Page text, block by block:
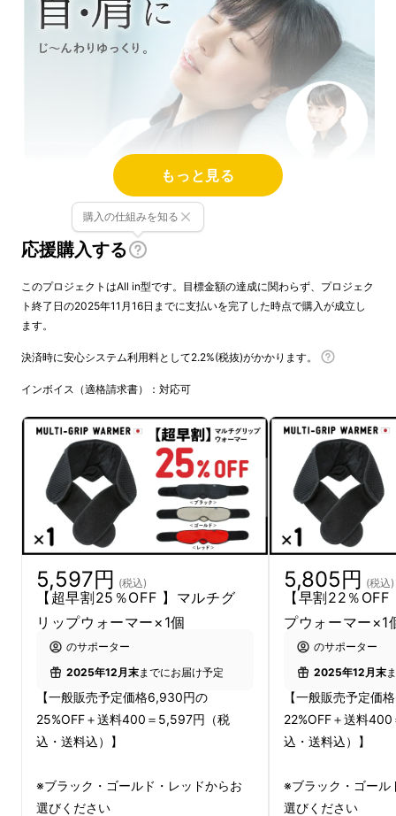
独自に選出した２つの特殊素材の組み合わせで
開発されたこの「マルチグリップウォーマー」
は、目、耳、フェイスライン、首、肩など自由
自在に巻き付けて温める遠赤外線ウォーマーで
す。
短時間で集中して休める手軽で効果的な身
体ケアができる他にはない新しいカタチをご提
案いたします。
もっと見る
応援購入する
購入の仕組みを知る
このプロジェクトはAll in型です。目標金額の達成に関わらず、プロジェク
ト終了日の2025年11月16日までに支払いを完了した時点で購入が成立し
ます。
決済時に安心システム利用料として2.2%(税抜)がかかります。
インボイス（適格請求書）：対応可
5,597円 (税込)
【超早割25％OFF 】マルチグ
リップウォーマー×1個
のサポーター
2025年12月末までにお届け予定
【一般販売予定価格6,930円の
25%OFF＋送料400＝5,597円（税
込・送料込）】
※ブラック・ゴールド・レッドからお
選びください
5,805円 (税込)
【早割22％
プウォーマー×1
のサポーター
2025年12月末
【一般販売予定価
22%OFF＋送料
込・送料込）】
※ブラック・ゴール
選びください